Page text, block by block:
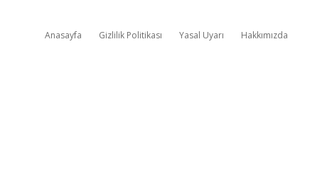
Anasayfa Gizlilik Politikası Yasal Uyarı Hakkımızda